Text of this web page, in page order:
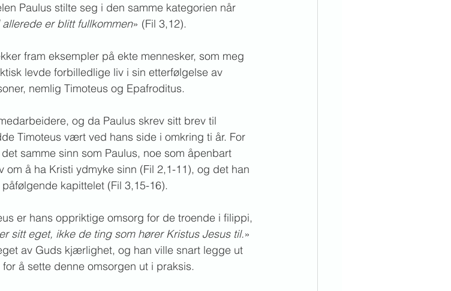
Paulus stilte seg i den samme kategorien når
er blitt fullkommen» (Fil 3,12).
fram eksempler på ekte mennesker, som meg
levde forbilledlige liv i sin etterfølgelse av
nemlig Timoteus og Epafroditus.
og da Paulus skrev sitt brev til
Timoteus vært ved hans side i omkring ti år. For
samme sinn som Paulus, noe som åpenbart
om å ha Kristi ydmyke sinn (Fil 2,1-11), og det han
kapittelet (Fil 3,15-16).
er hans oppriktige omsorg for de troende i filippi,
sitt eget, ikke de ting som hører Kristus Jesus til.»
av Guds kjærlighet, og han ville snart legge ut
å sette denne omsorgen ut i praksis.